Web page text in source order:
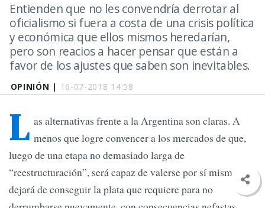
OPINIÓN | 16-07-2018 14:58
Entienden que no les convendría derrotar al
oficialismo si fuera a costa de una crisis política
y económica que ellos mismos heredarían,
pero son reacios a hacer pensar que están a
favor de los ajustes que saben son inevitables.
L as alternativas frente a la Argentina son claras. A
menos que logre convencer a los mercados de que,
luego de una etapa no demasiado larga de
“reestructuración”, será capaz de valerse por sí misma,
dejará de conseguir la plata que requiere para no